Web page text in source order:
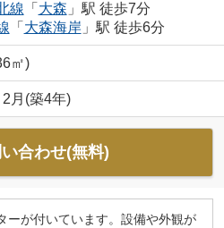
線 「 大森 」駅 徒歩7分
「 大森海岸 」駅 徒歩6分
㎡)
月(築4年)
合わせ(無料)
ーが付いています。設備や外観が